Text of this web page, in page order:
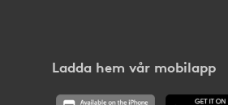
Ladda hem vår mobilapp